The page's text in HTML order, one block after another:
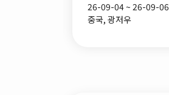
26-09-04 ~ 26-09-06
중국, 광저우